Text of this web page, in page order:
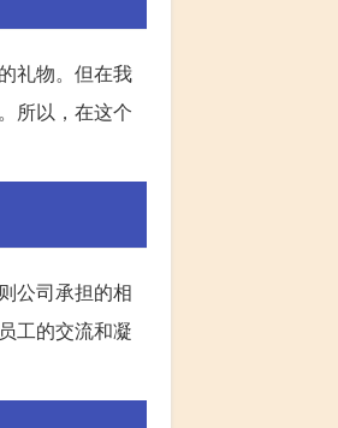
礼物。但在我
所以，在这个
公司承担的相
工的交流和凝